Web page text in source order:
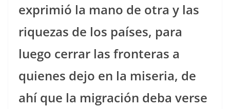
exprimió la mano de otra y las
riquezas de los países, para
luego cerrar las fronteras a
quienes dejo en la miseria, de
ahí que la migración deba verse